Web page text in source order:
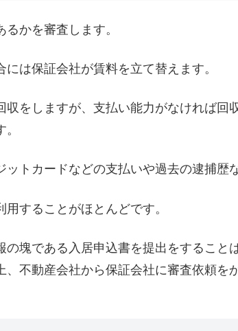
かを審査します。
は保証会社が賃料を立て替えます。
をしますが、支払い能力がなければ回
トカードなどの支払いや過去の逮捕歴
することがほとんどです。
の塊である入居申込書を提出をすること
不動産会社から保証会社に審査依頼を